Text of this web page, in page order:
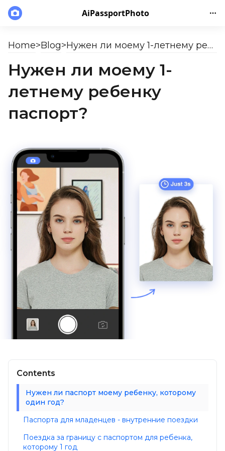
AiPassportPhoto
Home>Blog> Нужен ли моему 1-летнему ребенку паспорт?
Нужен ли моему 1-
летнему ребенку
паспорт?
Contents
Нужен ли паспорт моему ребенку, которому
один год?
Паспорта для младенцев - внутренние поездки
Поездка за границу с паспортом для ребенка,
которому 1 год